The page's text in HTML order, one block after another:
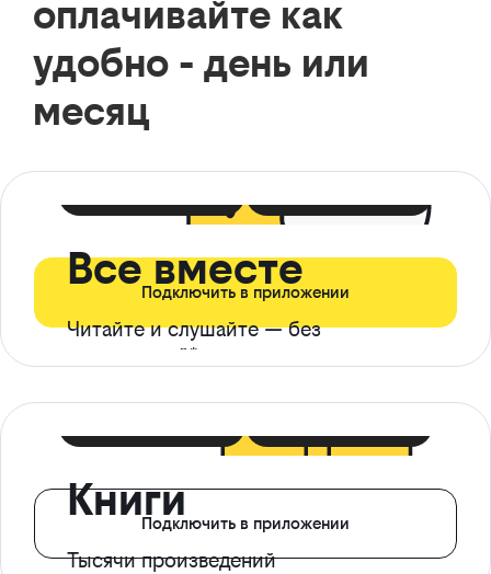
оплачивайте как
удобно - день или
месяц
Все вместе
Читайте и слушайте — без
ограничений*
Подключить в приложении
Книги
Тысячи произведений
Подключить в приложении